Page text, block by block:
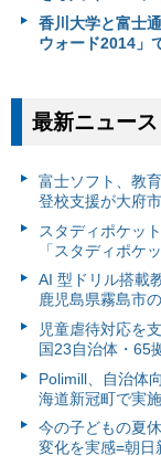
香川大学と富士
ウォード2014」
最新ニュース
富⼠ソフト、教
登校支援が大府
スタディポケッ
「スタディポケ
AI 型ドリル搭載
鹿児島県霧島市
児童虐待対応を
国23自治体・65
Polimill、自治体
海道新冠町で実
今の子どもの夏
変化を実感=朝日